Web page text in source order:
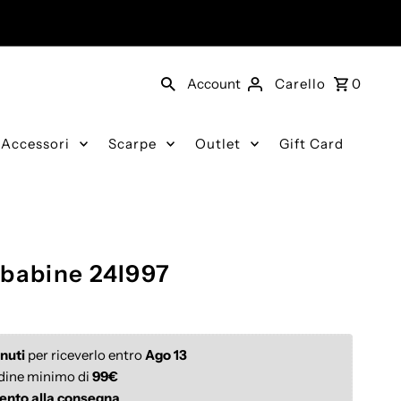
Account Carello 0
Accessori Scarpe Outlet Gift Card
24I997
per riceverlo entro Ago 13
minimo di 99€